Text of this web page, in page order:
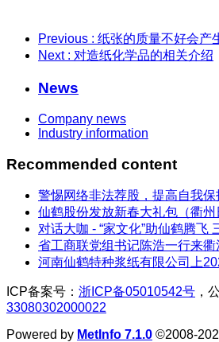
Previous : 纸张的质量不好会产
Next : 对造纸化学品的相关介绍
News
Company news
Industry information
Recommended content
警惕网络非法荐股，提高自我保
仙鹤股份发放新春大礼包（衢州
对话大咖 - “家文化”助仙鹤腾飞
省工商联党组书记陈浩一行来
河南仙鹤特种浆纸有限公司上
ICP备案号： 浙ICP备05010542号 ，
33080302000022
Powered by MetInfo 7.1.0 ©2008-